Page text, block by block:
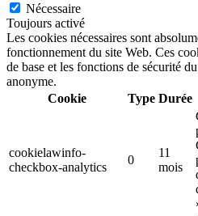
Nécessaire
Toujours activé
Les cookies nécessaires sont
fonctionnement du site Web. Ces
de base et les fonctions de sécurité
anonyme.
Cookie
Type Durée
cookielawinfo-
checkbox-analytics
0
11
mois